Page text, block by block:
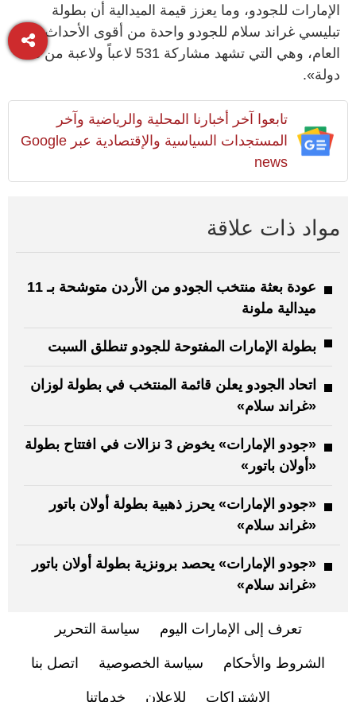
الإمارات للجودو، وما يعزز قيمة الميدالية أن بطولة
تبليسي غراند سلام للجودو واحدة من أقوى الأحداث لهذا
العام، وهي التي تشهد مشاركة 531 لاعباً ولاعبة من 83
دولة».
تابعوا آخر أخبارنا المحلية والرياضية وآخر
المستجدات السياسية والإقتصادية عبر Google
news
مواد ذات علاقة
عودة بعثة منتخب الجودو من الأردن متوشحة بـ 11
ميدالية ملونة
بطولة الإمارات المفتوحة للجودو تنطلق السبت
اتحاد الجودو يعلن قائمة المنتخب في بطولة لوزان
«غراند سلام»
«جودو الإمارات» يخوض 3 نزالات في افتتاح بطولة
«أولان باتور»
«جودو الإمارات» يحرز ذهبية بطولة أولان باتور
«غراند سلام»
«جودو الإمارات» يحصد برونزية بطولة أولان باتور
«غراند سلام»
تعرف إلى الإمارات اليوم سياسة التحرير
الشروط والأحكام سياسة الخصوصية اتصل بنا
الاشتراكات للإعلان خدماتنا